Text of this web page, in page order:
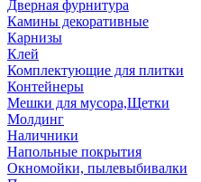
Дверная фурнитура
Камины декоративные
Карнизы
Клей
Комплектующие для плитки
Контейнеры
Мешки для мусора,Щетки
Молдинг
Наличники
Напольные покрытия
Окномойки, пылевыбивалки